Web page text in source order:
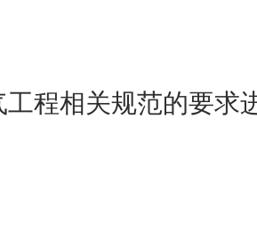
程相关规范的要求